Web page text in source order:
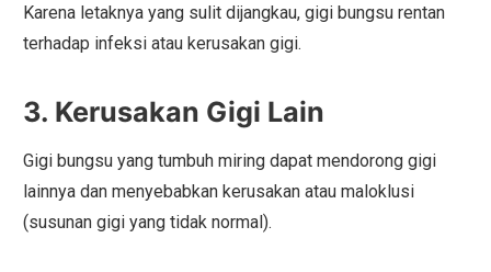
Karena letaknya yang sulit dijangkau, gigi bungsu rentan
terhadap infeksi atau kerusakan gigi.
3. Kerusakan Gigi Lain
Gigi bungsu yang tumbuh miring dapat mendorong gigi
lainnya dan menyebabkan kerusakan atau maloklusi
(susunan gigi yang tidak normal).